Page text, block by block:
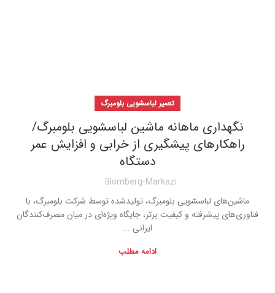
تعمیر لباسشویی بلومبرگ
نگهداری ماهانه ماشین لباسشویی بلومبرگ/
راهکارهای پیشگیری از خرابی و افزایش عمر
دستگاه
Blomberg-Markazi
ماشین‌های لباسشویی بلومبرگ، تولیدشده توسط شرکت بلومبرگ، با
فناوری‌های پیشرفته و کیفیت برتر، جایگاه ویژه‌ای در میان مصرف‌کنندگان
ایرانی ...
ادامه مطلب